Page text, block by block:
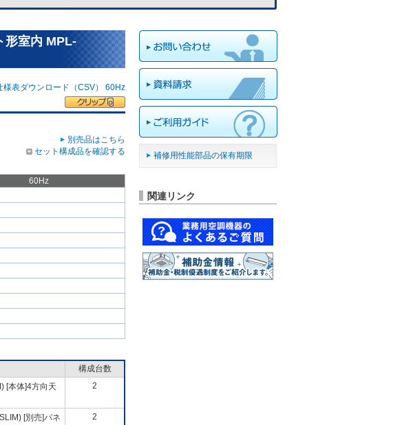
形室内 MPL-
様表ダウンロード（CSV） 60Hz
別売品はこちら
セット構成品を確認する
60Hz
構成台数
[本体]4方向天
2
[別売]パネ
2
補修用性能部品の保有期限
関連リンク